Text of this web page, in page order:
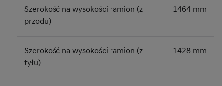
Szerokość na wysokości ramion (z
przodu)
1464 mm
Szerokość na wysokości ramion (z
tyłu)
1428 mm